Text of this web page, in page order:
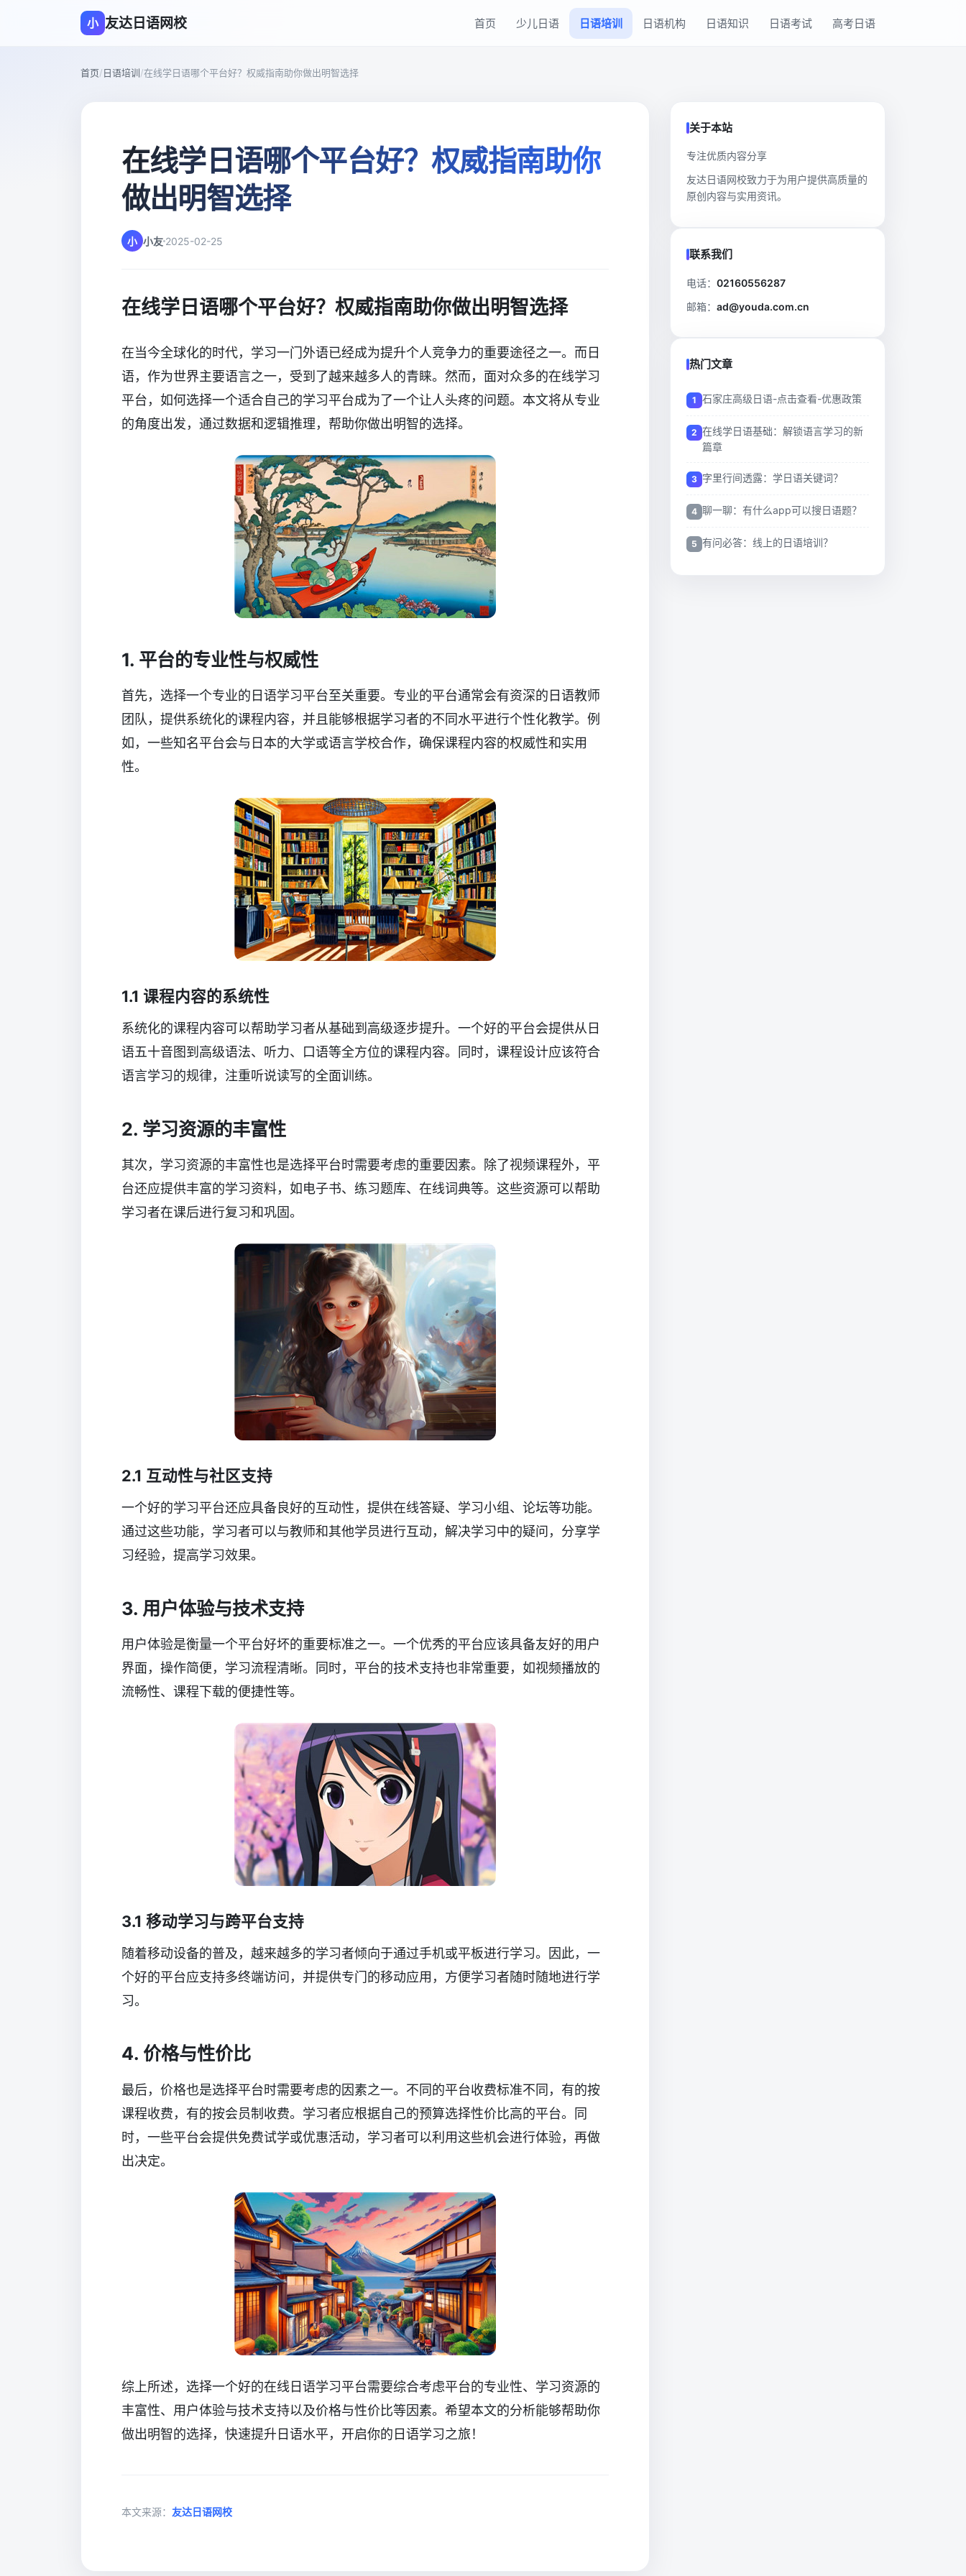
小 友达日语网校 首页 少儿日语 日语培训 日语机构 日语知识 日语考试 高考日语
首页/日语培训/在线学日语哪个平台好？权威指南助你做出明智选择
在线学日语哪个平台好？权威指南助你
做出明智选择
小 小友 2025-02-25
在线学日语哪个平台好？权威指南助你做出明智选择
在当今全球化的时代，学习一门外语已经成为提升个人竞争力的重要途径之一。而日
语，作为世界主要语言之一，受到了越来越多人的青睐。然而，面对众多的在线学习
平台，如何选择一个适合自己的学习平台成为了一个让人头疼的问题。本文将从专业
的角度出发，通过数据和逻辑推理，帮助你做出明智的选择。
1. 平台的专业性与权威性
首先，选择一个专业的日语学习平台至关重要。专业的平台通常会有资深的日语教师
团队，提供系统化的课程内容，并且能够根据学习者的不同水平进行个性化教学。例
如，一些知名平台会与日本的大学或语言学校合作，确保课程内容的权威性和实用
性。
1.1 课程内容的系统性
系统化的课程内容可以帮助学习者从基础到高级逐步提升。一个好的平台会提供从日
语五十音图到高级语法、听力、口语等全方位的课程内容。同时，课程设计应该符合
语言学习的规律，注重听说读写的全面训练。
2. 学习资源的丰富性
其次，学习资源的丰富性也是选择平台时需要考虑的重要因素。除了视频课程外，平
台还应提供丰富的学习资料，如电子书、练习题库、在线词典等。这些资源可以帮助
学习者在课后进行复习和巩固。
2.1 互动性与社区支持
一个好的学习平台还应具备良好的互动性，提供在线答疑、学习小组、论坛等功能。
通过这些功能，学习者可以与教师和其他学员进行互动，解决学习中的疑问，分享学
习经验，提高学习效果。
3. 用户体验与技术支持
用户体验是衡量一个平台好坏的重要标准之一。一个优秀的平台应该具备友好的用户
界面，操作简便，学习流程清晰。同时，平台的技术支持也非常重要，如视频播放的
流畅性、课程下载的便捷性等。
3.1 移动学习与跨平台支持
随着移动设备的普及，越来越多的学习者倾向于通过手机或平板进行学习。因此，一
个好的平台应支持多终端访问，并提供专门的移动应用，方便学习者随时随地进行学
习。
4. 价格与性价比
最后，价格也是选择平台时需要考虑的因素之一。不同的平台收费标准不同，有的按
课程收费，有的按会员制收费。学习者应根据自己的预算选择性价比高的平台。同
时，一些平台会提供免费试学或优惠活动，学习者可以利用这些机会进行体验，再做
出决定。
综上所述，选择一个好的在线日语学习平台需要综合考虑平台的专业性、学习资源的
丰富性、用户体验与技术支持以及价格与性价比等因素。希望本文的分析能够帮助你
做出明智的选择，快速提升日语水平，开启你的日语学习之旅！
本文来源： 友达日语网校
关于本站
专注优质内容分享
友达日语网校致力于为用户提供高质量的
原创内容与实用资讯。
联系我们
电话： 02160556287
邮箱： ad@youda.com.cn
热门文章
石家庄高级日语-点击查看-优惠政策
在线学日语基础：解锁语言学习的新
篇章
字里行间透露：学日语关键词？
聊一聊：有什么app可以搜日语题？
有问必答：线上的日语培训？